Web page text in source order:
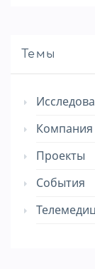
Темы
Компания
Проекты
События